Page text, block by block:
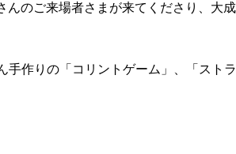
ご来場者さまが来てくださり、大成
作りの「コリントゲーム」、「スト